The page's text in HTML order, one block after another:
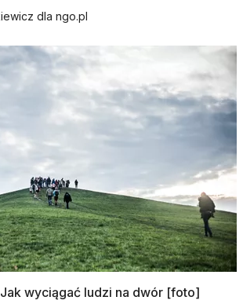
dla ngo.pl
wyciągać ludzi na dwór [foto]